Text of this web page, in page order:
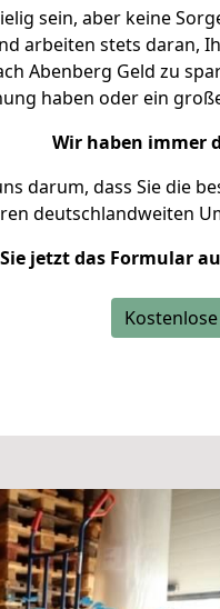
sein, aber keine
arbeiten stets daran,
Abenberg Geld zu
haben oder ein
Wir haben immer
darum, dass Sie die
deutschlandweiten
jetzt das Formular